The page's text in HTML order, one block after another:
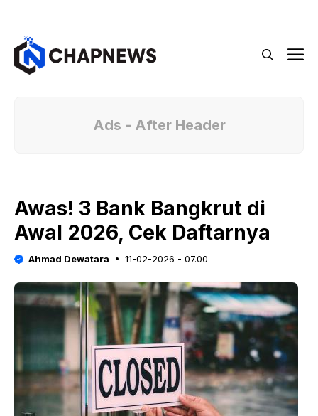
Ads - After Header
Awas! 3 Bank Bangkrut di
Awal 2026, Cek Daftarnya
Ahmad Dewatara 11-02-2026 - 07.00